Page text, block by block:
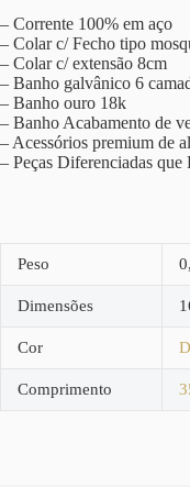
– Corrente 100% em aço
– Colar c/ Fecho tipo
– Colar c/ extensão 8cm
– Banho galvânico 6
– Banho ouro 18k
– Banho Acabamento de
– Acessórios premium de
– Peças Diferenciadas que
Peso
Dimensões
Cor
Comprimento